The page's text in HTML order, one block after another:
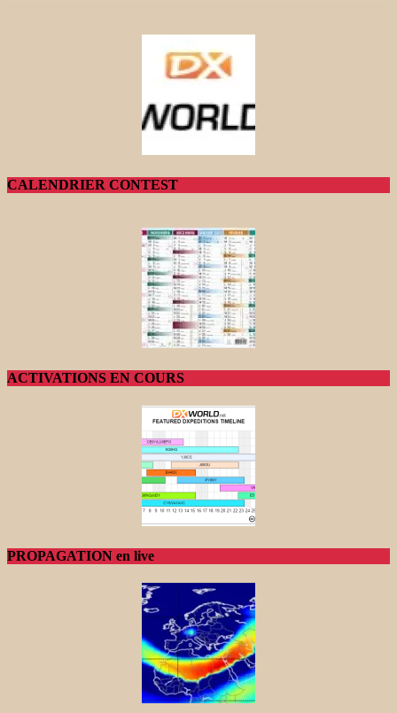
CALENDRIER CONTEST
ACTIVATIONS EN COURS
PROPAGATION en live